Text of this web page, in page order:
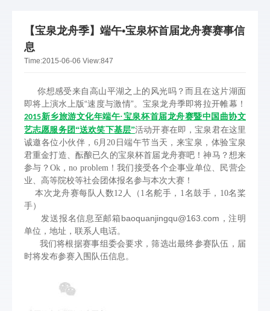
【宝泉龙舟季】端午•宝泉杯首届龙舟赛赛事信
息
Time:2015-06-06 View:847
你想感受来自高山平湖之上的风光吗？而且在这片湖面
即将上演水上版“速度与激情”。宝泉龙舟季即将拉开帷幕！
2015新乡旅游文化年端午·宝泉杯首届龙舟赛暨中国曲协文
艺志愿服务团“送欢笑下基层”活动开赛在即，宝泉君在这里
诚邀各位小伙伴，6月20日端午节当天，来宝泉，体验宝泉
君重金打造、酝酿已久的宝泉杯首届龙舟赛吧！神马？想来
参与？Ok，no problem！我们接受各个企事业单位、民营企
业、高等院校等社会团体报名参与本次大赛！
本次龙舟赛每队人数12人（1名舵手，1名鼓手，10名桨
手）
发送报名信息至邮箱baoquanjingqu@163.com，注明
单位，地址，联系人电话。
我们将根据赛事组委会要求，筛选出最终参赛队伍，届
时将发布参赛入围队伍信息。